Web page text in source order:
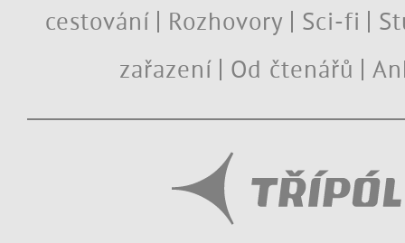
cestování
Rozhovory Sci-fi
zařazení
Od čtenářů